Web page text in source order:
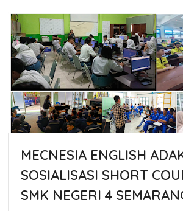
MECNESIA ENGLISH
SOSIALISASI SHORT
SMK NEGERI 4